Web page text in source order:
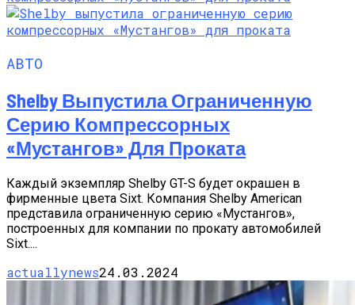
АВТО
Shelby Выпустила Ограниченную
Серию Компрессорных
«Мустангов» Для Проката
Каждый экземпляр Shelby GT-S будет окрашен в
фирменные цвета Sixt. Компания Shelby American
представила ограниченную серию «Мустангов»,
построенных для компании по прокату автомобилей
Sixt....
actuallynews24.03.2024